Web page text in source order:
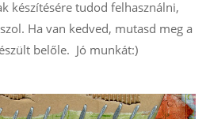
készítésére tudod felhasználni,
Ha van kedved, mutasd meg a
belőle. Jó munkát:)